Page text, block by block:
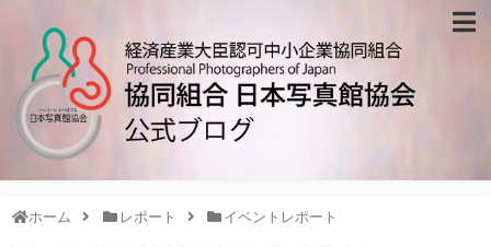
ホーム レポート イベントレポート
ホーム
ブログ記事一覧
協会について